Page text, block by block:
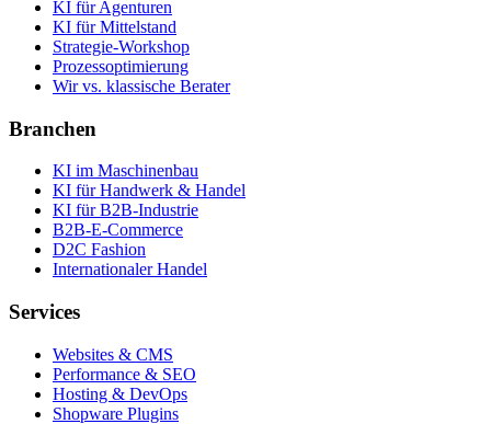
KI für Agenturen
KI für Mittelstand
Strategie-Workshop
Prozessoptimierung
Wir vs. klassische Berater
Branchen
KI im Maschinenbau
KI für Handwerk & Handel
KI für B2B-Industrie
B2B-E-Commerce
D2C Fashion
Internationaler Handel
Services
Websites & CMS
Performance & SEO
Hosting & DevOps
Shopware Plugins